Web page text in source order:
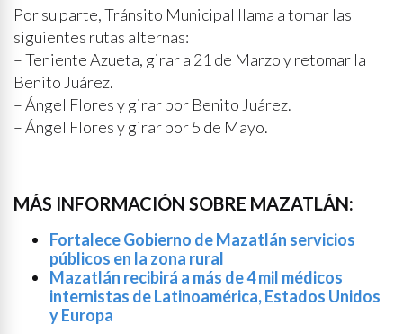
Por su parte, Tránsito Municipal llama a tomar las
siguientes rutas alternas:
– Teniente Azueta, girar a 21 de Marzo y retomar la
Benito Juárez.
– Ángel Flores y girar por Benito Juárez.
– Ángel Flores y girar por 5 de Mayo.
MÁS INFORMACIÓN SOBRE MAZATLÁN:
Fortalece Gobierno de Mazatlán servicios
públicos en la zona rural
Mazatlán recibirá a más de 4 mil médicos
internistas de Latinoamérica, Estados Unidos
y Europa